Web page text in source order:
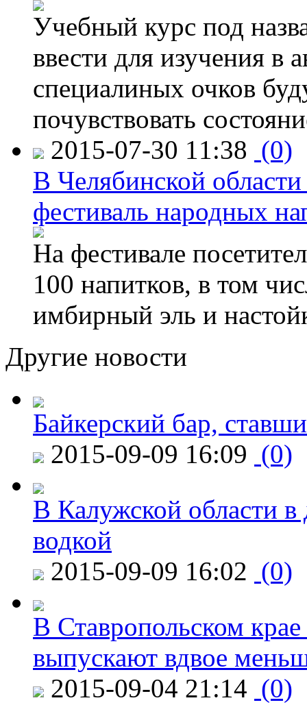
Учебный курс под
ввести для изучения
специалиных очков
почувствовать
2015-07-30 11:38 (0)
В Челябинской
фестиваль народных
На фестивале
100 напитков, в том
имбирный эль и
Другие новости
Байкерский бар,
2015-09-09 16:09 (0)
В Калужской области в
водкой
2015-09-09 16:02 (0)
В Ставропольском
выпускают вдвое
2015-09-04 21:14 (0)